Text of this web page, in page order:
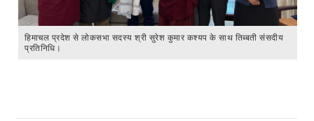
हिमाचल प्रदेश से लोकसभा सदस्य श्री सुरेश कुमार कश्यप के साथ तिब्बती संसदीय
प्रतिनिधि।